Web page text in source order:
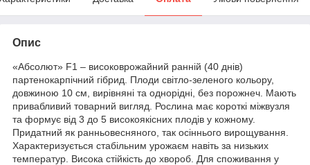
Опис
«Абсолют» F1 – високоврожайний ранній (40 днів)
партенокарпічний гібрид. Плоди світло-зеленого кольору,
довжиною 10 см, вирівняні та однорідні, без порожнеч. Мають
привабливий товарний вигляд. Рослина має короткі міжвузля
та формує від 3 до 5 високоякісних плодів у кожному.
Придатний як ранньовесняного, так осіннього вирощування.
Характеризується стабільним урожаєм навіть за низьких
температур. Висока стійкість до хвороб. Для споживання у